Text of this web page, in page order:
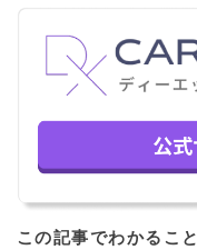
この記事でわかること